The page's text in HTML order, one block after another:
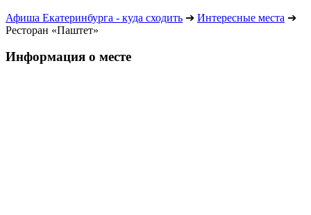
Афиша Екатеринбурга - куда сходить ➔ Интересные места ➔
Ресторан «Паштет»
Информация о месте